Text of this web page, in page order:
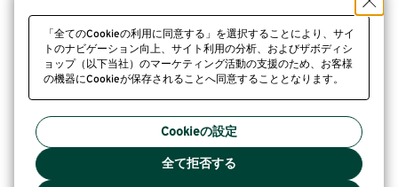
「全てのCookieの利用に同意する」を選択することにより、サイ
トのナビゲーション向上、サイト利用の分析、およびザボディシ
ョップ（以下当社）のマーケティング活動の支援のため、お客様
の機器にCookieが保存されることへ同意することとなります。
Cookieの設定
全て拒否する